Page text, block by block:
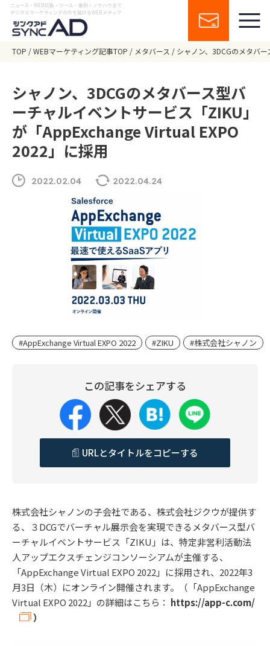
ニュース・WEB広告・ツール・事例・ノウハウまで
デジタルマーケティングの今を届けるWEBメディア
TOP WEBマーケティング記事TOP メタバース シャノン、3DCGのメタバ
シャノン、3DCGのメタバース型バ
ーチャルイベントサービス「ZIKU」
が「AppExchange Virtual EXPO
2022」に採用
2022.02.04 2022.04.24
#AppExchange Virtual EXPO 2022 #ZIKU #株式会社シャノン
この記事をシェアする
URLとタイトルをコピーする
株式会社シャノンの子会社である、株式会社ジクウが提供す
る、３DCGでバーチャル展示会を実現できるメタバース型バ
ーチャルイベントサービス「ZIKU」は、特定非営利活動法
人アップエクスチェンジコンソーシアムが主催する、
「AppExchange Virtual EXPO 2022」に採用され、2022年3
月3日（木）にオンライン開催されます。（「AppExchange
Virtual EXPO 2022」の詳細はこちら： https://app-c.com/
）